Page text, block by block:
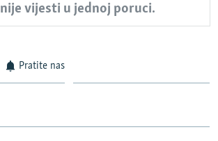
vijesti u jednoj poruci.
Pratite nas